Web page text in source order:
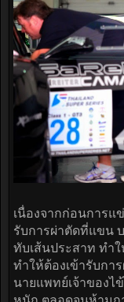
เนื่องจากก่อนการแ
รับการผ่าตัดที่แขน
ทับเส้นประสาท ทำ
ทำให้ต้องเข้ารับกา
นายแพทย์เจ้าของไ